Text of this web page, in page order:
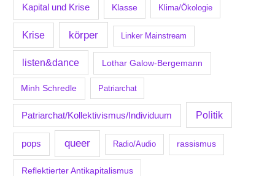
Kapital und Krise Klasse Klima/Ökologie
Krise körper Linker Mainstream
listen&dance Lothar Galow-Bergemann
Minh Schredle Patriarchat
Patriarchat/Kollektivismus/Individuum Politik
pops queer Radio/Audio rassismus
Reflektierter Antikapitalismus